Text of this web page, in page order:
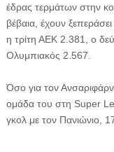
έδρας τερμάτων στην
βέβαια, έχουν
η τρίτη ΑΕΚ 2.381, ο
Ολυμπιακός 2.567.
Όσο για τον
ομάδα του στη Super
γκολ με τον Πανιώνιο,